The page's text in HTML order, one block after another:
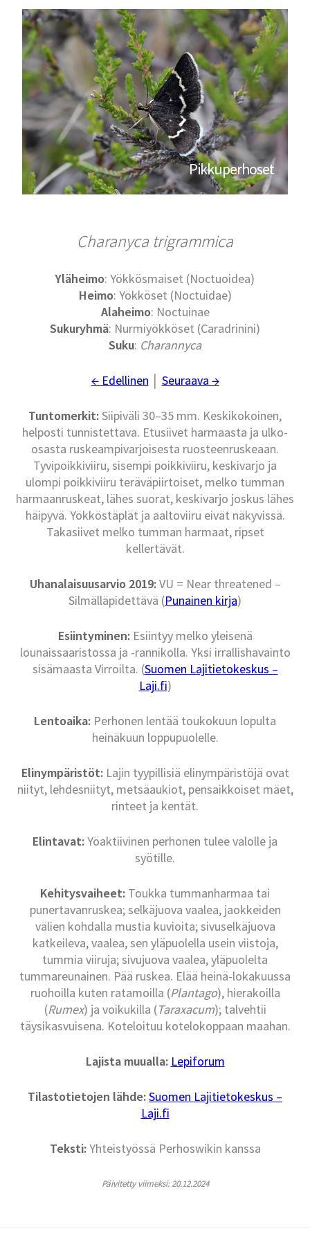
Pikkuperhoset
Charanyca trigrammica
Yläheimo: Yökkösmaiset (Noctuoidea)
Heimo: Yökköset (Noctuidae)
Alaheimo: Noctuinae
Sukuryhmä: Nurmiyökköset (Caradrinini)
Suku: Charannyca
← Edellinen Seuraava →
Tuntomerkit:Siipiväli 30–35 mm. Keskikokoinen,
helposti tunnistettava. Etusiivet harmaasta ja ulko-
osasta ruskeampivarjoisesta ruosteenruskeaan.
Tyvipoikkiviiru, sisempi poikkiviiru, keskivarjo ja
ulompi poikkiviiru teräväpiirtoiset, melko tumman
harmaanruskeat, lähes suorat, keskivarjo joskus lähes
häipyvä. Yökköstäplät ja aaltoviiru eivät näkyvissä.
Takasiivet melko tumman harmaat, ripset
kellertävät.
Uhanalaisuusarvio 2019:VU = Near threatened –
Silmälläpidettävä (Punainen kirja)
Esiintyminen:Esiintyy melko yleisenä
lounaissaaristossa ja -rannikolla. Yksi irrallishavainto
sisämaasta Virroilta. (Suomen Lajitietokeskus –
Laji.fi)
Lentoaika: Perhonen lentää toukokuun lopulta
heinäkuun loppupuolelle.
Elinympäristöt:Lajin tyypillisiä elinympäristöjä ovat
niityt, lehdesniityt, metsäaukiot, pensaikkoiset mäet,
rinteet ja kentät.
Elintavat:Yöaktiivinen perhonen tulee valolle ja
syötille.
Kehitysvaiheet: Toukka tummanharmaa tai
punertavanruskea; selkäjuova vaalea, jaokkeiden
välien kohdalla mustia kuvioita; sivuselkäjuova
katkeileva, vaalea, sen yläpuolella usein viistoja,
tummia viiruja; sivujuova vaalea, yläpuolelta
tummareunainen. Pää ruskea. Elää heinä-lokakuussa
ruohoilla kuten ratamoilla (Plantago), hierakoilla
(Rumex) ja voikukilla (Taraxacum); talvehtii
täysikasvuisena. Koteloituu kotelokoppaan maahan.
Lajista muualla: Lepiforum
Tilastotietojen lähde:Suomen Lajitietokeskus –
Laji.fi
Teksti:Yhteistyössä Perhoswikin kanssa
Päivitetty viimeksi: 20.12.2024